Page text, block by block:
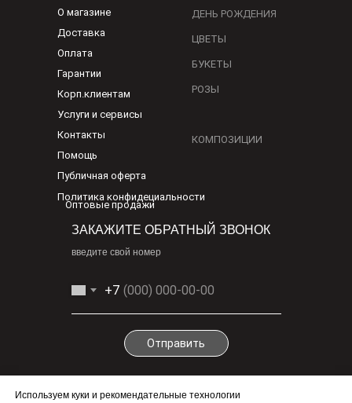
Используем куки и рекомендательные технологии
info@1-cv.ru
О магазине
Оплата
Доставка
Гарантии
Корп.клиентам
Услуги и сервисы
Контакты
Помощь
Публичная оферта
Политика конфидециальности
ДЕНЬ РОЖДЕНИЯ
ЦВЕТЫ
БУКЕТЫ
РОЗЫ
КОМПОЗИЦИИ
ЗАКАЖИТЕ ОБРАТНЫЙ ЗВОНОК
введите свой номер
+7
Отправить
Оптовые продажи